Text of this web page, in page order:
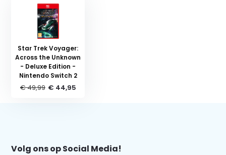
Star Trek Voyager:
Across the Unknown
- Deluxe Edition -
Nintendo Switch 2
€ 49,99 € 44,95
Volg ons op Social Media!